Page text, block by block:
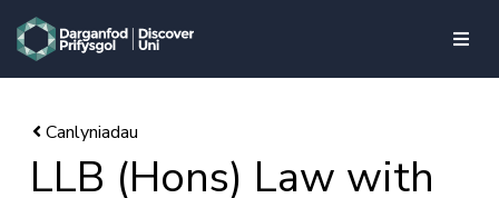
skip to main content
LLB (Hons) Law with